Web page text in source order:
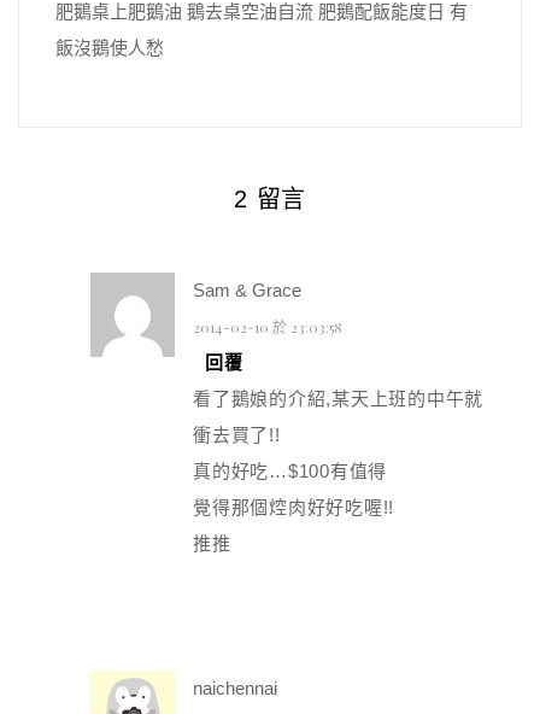
肥鵝桌上肥鵝油 鵝去桌空油自流 肥鵝配飯能度日 有
飯沒鵝使人愁
2 留言
Sam & Grace
2014-02-10 於 23:03:58
回覆
看了鵝娘的介紹,某天上班的中午就
衝去買了!!
真的好吃…$100有值得
覺得那個焢肉好好吃喔!!
推推
naichennai